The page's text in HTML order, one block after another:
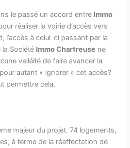
le passé un accord entre Immo
réaliser la voirie d’accès vers
l’accès à celui-ci passant par la
Société Immo Chartreuse ne
velléité de faire avancer la
autant « ignorer » cet accès?
permettre cela.
majeur du projet. 74 logements,
à terme de la réaffectation de